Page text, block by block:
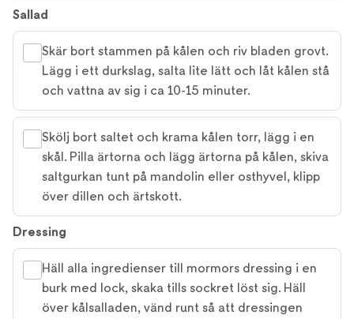
Sallad
Skär bort stammen på kålen och riv bladen grovt.
Lägg i ett durkslag, salta lite lätt och låt kålen stå
och vattna av sig i ca 10-15 minuter.
Skölj bort saltet och krama kålen torr, lägg i en
skål. Pilla ärtorna och lägg ärtorna på kålen, skiva
saltgurkan tunt på mandolin eller osthyvel, klipp
över dillen och ärtskott.
Dressing
Häll alla ingredienser till mormors dressing i en
burk med lock, skaka tills sockret löst sig. Häll
över kålsalladen, vänd runt så att dressingen